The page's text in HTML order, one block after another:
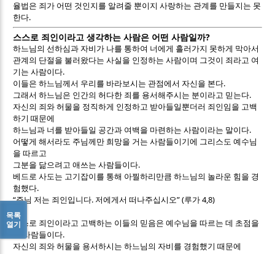
율법은 죄가 어떤 것인지를 알려줄 뿐이지 사랑하는 관계를 만들지는 못
한다.
스스로 죄인이라고 생각하는 사람은 어떤 사람일까?
하느님의 선하심과 자비가 나를 통하여 너에게 흘러가지 못하게 막아서
관계의 단절을 불러왔다는 사실을 인정하는 사람이며 그것이 죄라고 여
기는 사람이다.
이들은 하느님께서 우리를 바라보시는 관점에서 자신을 본다.
그래서 하느님은 인간의 허다한 죄를 용서해주시는 분이라고 믿는다.
자신의 죄와 허물을 정직하게 인정하고 받아들일뿐더러 죄인임을 고백
하기 때문에
하느님과 너를 받아들일 공간과 여백을 마련하는 사람이라는 말이다.
어떻게 해서라도 주님께만 희망을 거는 사람들이기에 그리스도 예수님
을 따르고
그분을 닮으려고 애쓰는 사람들이다.
베드로 사도는 고기잡이를 통해 아찔하리만큼 하느님의 놀라운 힘을 경
험했다.
“주님 저는 죄인입니다. 저에게서 떠나주십시오” (루가4,8)
스스로 죄인이라고 고백하는 이들의 믿음은 예수님을 따르는 데 초점을
둔 사람들이다.
자신의 죄와 허물을 용서하시는 하느님의 자비를 경험했기 때문에
목록
열기